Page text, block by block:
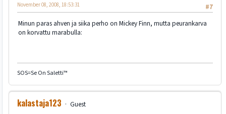
#7
November 08, 2008, 18:53:31
Minun paras ahven ja siika perho on Mickey Finn, mutta peurankarva
on korvattu marabulla:
SOS=Se On Saletti™
kalastaja123
Guest